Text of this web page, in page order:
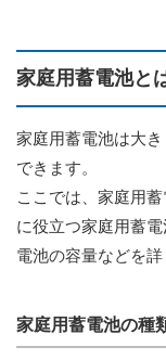
家庭用蓄電池と
家庭用蓄電池は大
できます。
ここでは、家庭用
に役立つ家庭用蓄
電池の容量などを詳
家庭用蓄電池の種